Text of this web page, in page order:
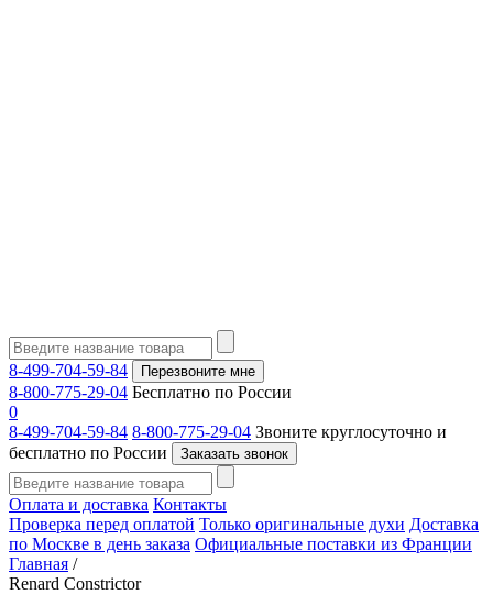
8-499-704-59-84 Перезвоните мне
8-800-775-29-04 Бесплатно по России
0
8-499-704-59-84 8-800-775-29-04 Звоните круглосуточно и
бесплатно по России
Заказать звонок
Оплата и доставка Контакты
Проверка перед оплатой Только оригинальные духи Доставка
по Москве в день заказа Официальные поставки из Франции
Главная /
Renard Constrictor